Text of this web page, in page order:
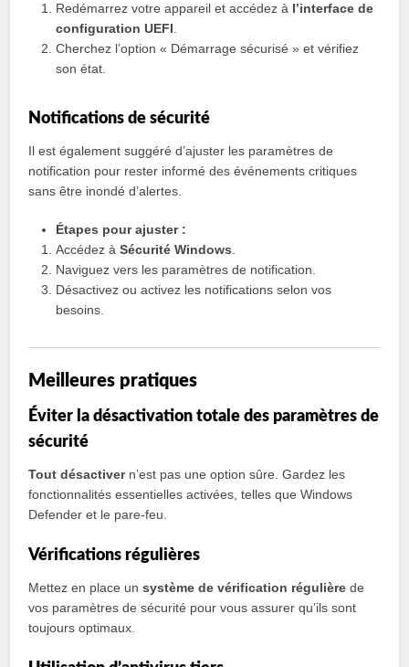
Redémarrez votre appareil et accédez à l’interface de
configuration UEFI
Cherchez l’option « Démarrage sécurisé » et vérifiez
son état.
Notifications de sécurité
Il est également suggéré d’ajuster les paramètres de
notification pour rester informé des événements critiques
sans être inondé d’alertes.
Étapes pour ajuster :
Accédez àSécurité Windows
Naviguez vers les paramètres de notification.
Désactivez ou activez les notifications selon vos
besoins.
Meilleures pratiques
Éviter la désactivation totale des paramètres de
sécurité
Tout désactivern’est pas une option sûre. Gardez les
fonctionnalités essentielles activées, telles que Windows
Defender et le pare-feu.
Vérifications régulières
Mettez en place unsystème de vérification régulière de
vos paramètres de sécurité pour vous assurer qu’ils sont
toujours optimaux.